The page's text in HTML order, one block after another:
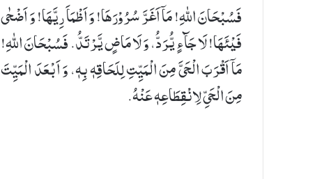
فَسُبْحَانَ اللهِ! مَاۤ اَغَرَّ سُرُوْرَهَا! وَ اَظْمَاَ رِیَّهَا! وَ اَضْحٰی
فَیْئَهَا! لَا جَآءٍ یُّرَدُّ، وَ لَا مَاضٍ یَّرْتَدُّ. فَسُبْحَانَ اللهِ!
مَاۤ اَقْرَبَ الْحَیَّ مِنَ الْمَیِّتِ لِلَحَاقِهٖ بِهٖ، وَ اَبْعَدَ الْمَیِّتَ
مِنَ الْحَیِّ لِانْقِطَاعِهٖ عَنْهُ.